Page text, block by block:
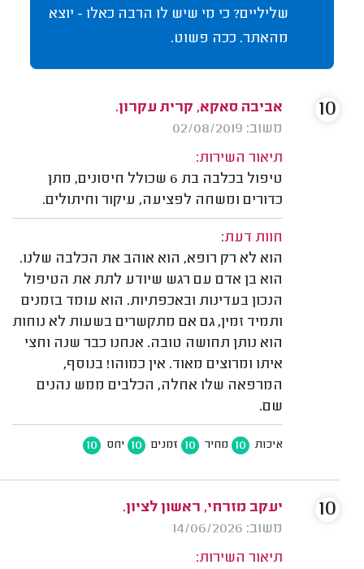
שליליים? כי מי שיש לו הרבה כאלו - יוצא
מהאתר. ככה פשוט.
אביבה סאקא, קרית עקרון.
משוב: 02/08/2019
תיאור השירות:
טיפול בכלבה בת 6 שכולל חיסונים, מתן
כדורים ומשחה לפציעה, עיקור וחיתולים.
חוות דעת:
הוא לא רק רופא, הוא אוהב את הכלבה שלנו.
הוא בן אדם עם רגש שיודע לתת את הטיפול
הנכון בעדינות ובאכפתיות. הוא עומד בזמנים
ותמיד זמין, גם אם מתקשרים בשעות לא נוחות
הוא נותן תחושה טובה. אנחנו כבר שנה וחצי
איתו ומרוצים מאוד. אין כמוהו! בנוסף,
המרפאה שלו אחלה, הכלבים ממש נהנים
שם.
איכות 10 מחיר 10 זמנים 10 יחס 10
10
יעקב מזרחי, ראשון לציון.
משוב: 14/06/2026
תיאור השירות:
10